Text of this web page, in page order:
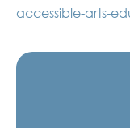
accessible-arts-